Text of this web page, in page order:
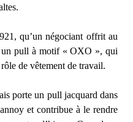
qu’un négociant offrit au
pull à motif « OXO », qui
de vêtement de travail.
porte un pull jacquard dans
et contribue à le rendre